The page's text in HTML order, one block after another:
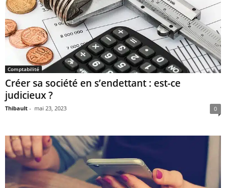
Comptabilité
Créer sa société en s’endettant : est-ce
judicieux ?
Thibault - mai 23, 2023 0